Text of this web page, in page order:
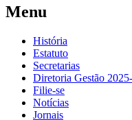
Menu
História
Estatuto
Secretarias
Diretoria Gestão
Filie-se
Notícias
Jornais